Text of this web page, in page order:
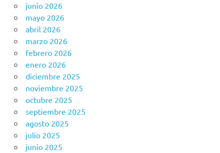
junio 2026
mayo 2026
abril 2026
marzo 2026
febrero 2026
enero 2026
diciembre 2025
noviembre 2025
octubre 2025
septiembre 2025
agosto 2025
julio 2025
junio 2025